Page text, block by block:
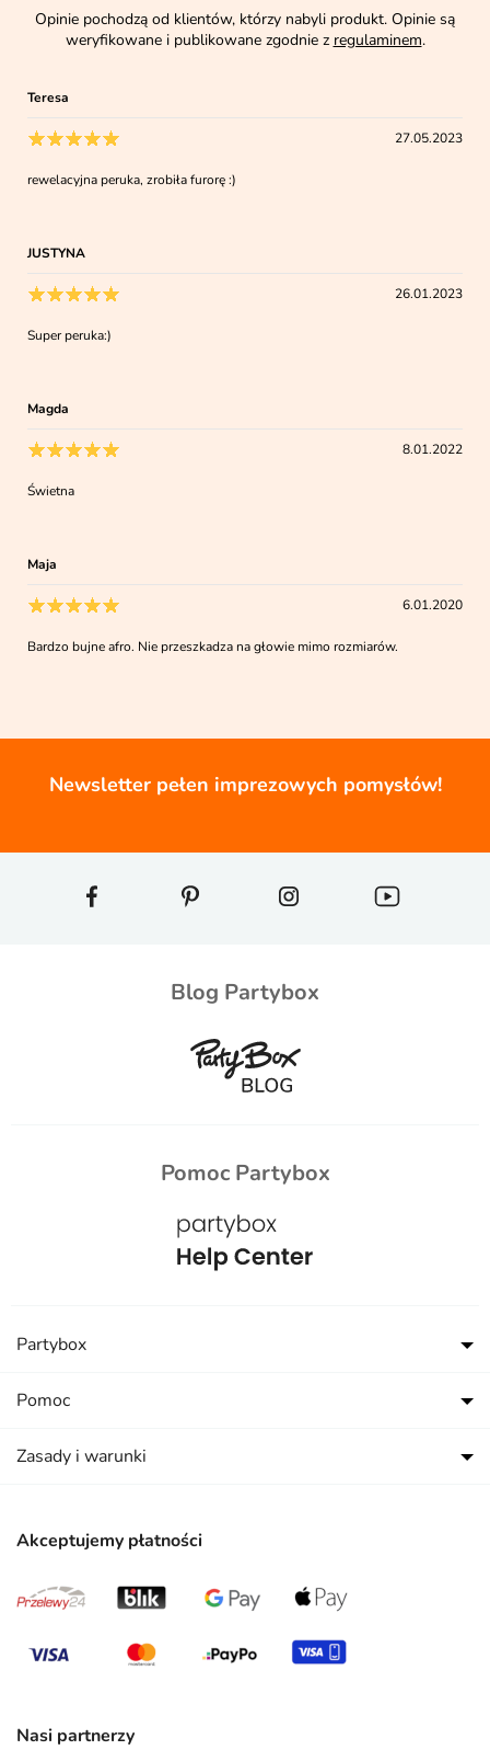
Opinie pochodzą od klientów, którzy nabyli produkt. Opinie są
weryfikowane i publikowane zgodnie z regulaminem.
Teresa
27.05.2023
rewelacyjna peruka, zrobiła furorę :)
JUSTYNA
26.01.2023
Super peruka:)
Magda
8.01.2022
Świetna
Maja
6.01.2020
Bardzo bujne afro. Nie przeszkadza na głowie mimo rozmiarów.
Newsletter pełen imprezowych pomysłów!
Blog Partybox
Pomoc Partybox
Akceptujemy płatności
Nasi partnerzy
Partybox
Pomoc
Zasady i warunki